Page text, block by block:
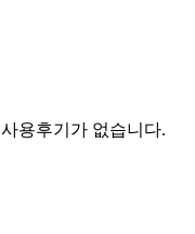
사용후기가 없습니다.